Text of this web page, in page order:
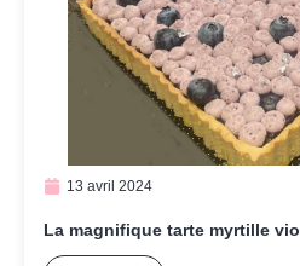
13 avril 2024
La magnifique tarte myrtille